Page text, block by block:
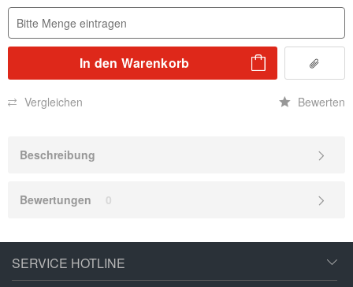
In den Warenkorb
Vergleichen Bewerten
Beschreibung
Bewertungen 0
SERVICE HOTLINE